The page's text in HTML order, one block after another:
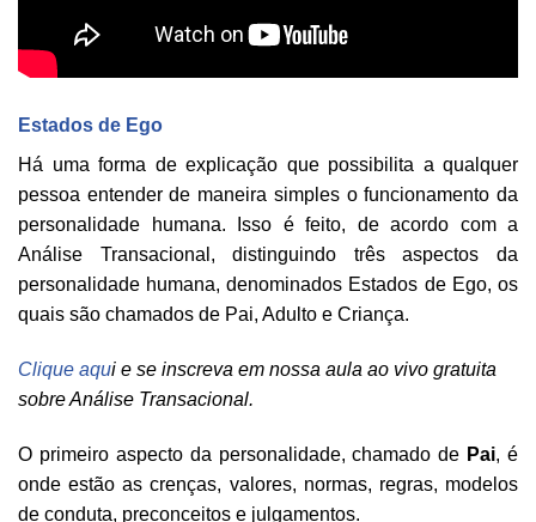
Estados de Ego
Há uma forma de explicação que possibilita a qualquer
pessoa entender de maneira simples o funcionamento da
personalidade humana. Isso é feito, de acordo com a
Análise Transacional, distinguindo três aspectos da
personalidade humana, denominados Estados de Ego, os
quais são chamados de Pai, Adulto e Criança.
Clique aqui e se inscreva em nossa aula ao vivo gratuita
sobre Análise Transacional.
O primeiro aspecto da personalidade, chamado de Pai, é
onde estão as crenças, valores, normas, regras, modelos
de conduta, preconceitos e julgamentos.